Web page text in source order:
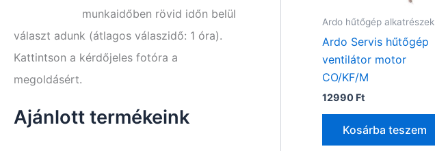
r
:
munkaidőben rövid időn belül
választ adunk (átlagos válaszidő: 1 óra).
Kattintson a kérdőjeles fotóra a
megoldásért.
Ajánlott termékeink
Ardo hűtőgép alkatrészek
Ardo Servis hűtőgép
ventilátor motor
CO/KF/M
12990 Ft
Kosárba teszem